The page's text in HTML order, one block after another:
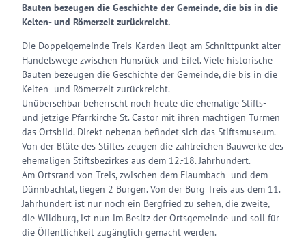
Bauten bezeugen die Geschichte der Gemeinde, die bis in die
Kelten- und Römerzeit zurückreicht.
Die Doppelgemeinde Treis-Karden liegt am Schnittpunkt alter
Handelswege zwischen Hunsrück und Eifel. Viele historische
Bauten bezeugen die Geschichte der Gemeinde, die bis in die
Kelten- und Römerzeit zurückreicht.
Unübersehbar beherrscht noch heute die ehemalige Stifts-
und jetzige Pfarrkirche St. Castor mit ihren mächtigen Türmen
das Ortsbild. Direkt nebenan befindet sich das Stiftsmuseum.
Von der Blüte des Stiftes zeugen die zahlreichen Bauwerke des
ehemaligen Stiftsbezirkes aus dem 12.-18. Jahrhundert.
Am Ortsrand von Treis, zwischen dem Flaumbach- und dem
Dünnbachtal, liegen 2 Burgen. Von der Burg Treis aus dem 11.
Jahrhundert ist nur noch ein Bergfried zu sehen, die zweite,
die Wildburg, ist nun im Besitz der Ortsgemeinde und soll für
die Öffentlichkeit zugänglich gemacht werden.